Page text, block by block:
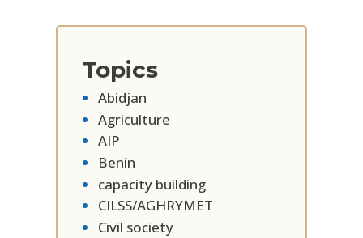
Topics
Abidjan
Agriculture
AIP
Benin
capacity building
CILSS/AGHRYMET
Civil society